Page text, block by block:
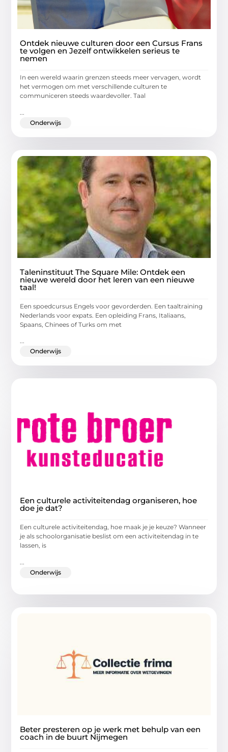
Ontdek nieuwe culturen door een Cursus Frans
te volgen en Jezelf ontwikkelen serieus te
nemen
In een wereld waarin grenzen steeds meer vervagen, wordt
het vermogen om met verschillende culturen te
communiceren steeds waardevoller. Taal
Onderwijs
Taleninstituut The Square Mile: Ontdek een
nieuwe wereld door het leren van een nieuwe
taal!
Een spoedcursus Engels voor gevorderden. Een taaltraining
Nederlands voor expats. Een opleiding Frans, Italiaans,
Spaans, Chinees of Turks om met
...
Onderwijs
Een culturele activiteitendag organiseren, hoe
doe je dat?
Een culturele activiteitendag, hoe maak je je keuze? Wanneer
je als schoolorganisatie beslist om een activiteitendag in te
lassen, is
Onderwijs
Beter presteren op je werk met behulp van een
coach in de buurt Nijmegen